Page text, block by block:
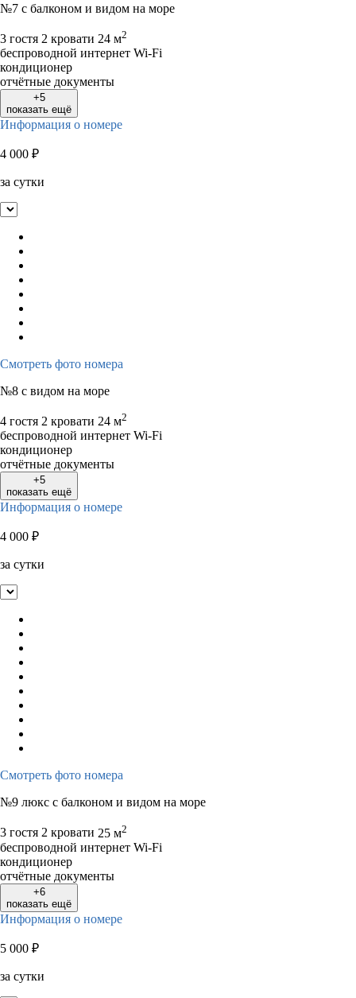
№7 с балконом и видом на море
3 гостя 2 кровати 24 м2
беспроводной интернет Wi-Fi
кондиционер
отчётные документы
+5
показать ещё
Информация о номере
4 000 ₽
за сутки
Смотреть фото номера
№8 с видом на море
4 гостя 2 кровати 24 м2
беспроводной интернет Wi-Fi
кондиционер
отчётные документы
+5
показать ещё
Информация о номере
4 000 ₽
за сутки
Смотреть фото номера
№9 люкс с балконом и видом на море
3 гостя 2 кровати 25 м2
беспроводной интернет Wi-Fi
кондиционер
отчётные документы
+6
показать ещё
Информация о номере
5 000 ₽
за сутки